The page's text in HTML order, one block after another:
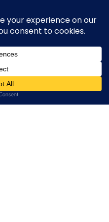
and
0 Comments